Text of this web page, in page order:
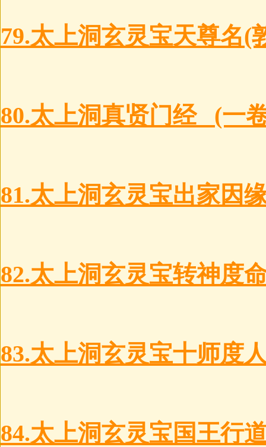
79.太上洞玄灵宝天尊名
80.太上洞真贤门经 (一
81.太上洞玄灵宝出家因
82.太上洞玄灵宝转神度
83.太上洞玄灵宝十师度
84.太上洞玄灵宝国王行